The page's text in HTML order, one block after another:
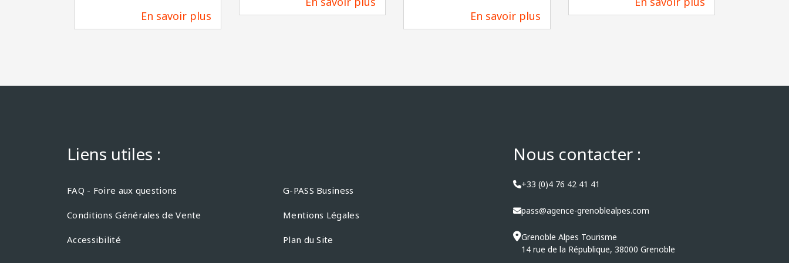
En savoir plus En savoir plus
Liens utiles :
FAQ - Foire aux questions G-PASS Business
Conditions Générales de Vente Mentions Légales
Accessibilité Plan du Site
Nous contacter :
+33 (0)4 76 42 41 41
pass@agence-grenoblealpes.com
Grenoble Alpes Tourisme
14 rue de la République, 38000 Grenoble